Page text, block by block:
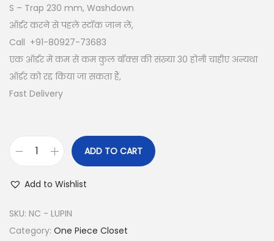
S – Trap 230 mm, Washdown
ऑर्डर करने से पहले स्टॉक जान लें,
Call +91-80927-73683
एक ऑर्डर में कम से कम कुल बॉक्स की संख्या 30 होनी चाहीए अन्यथा
ऑर्डर को रद्द किया जा सकता हैं,
Fast Delivery
ADD TO CART
Add to Wishlist
SKU: NC - LUPIN
Category: One Piece Closet